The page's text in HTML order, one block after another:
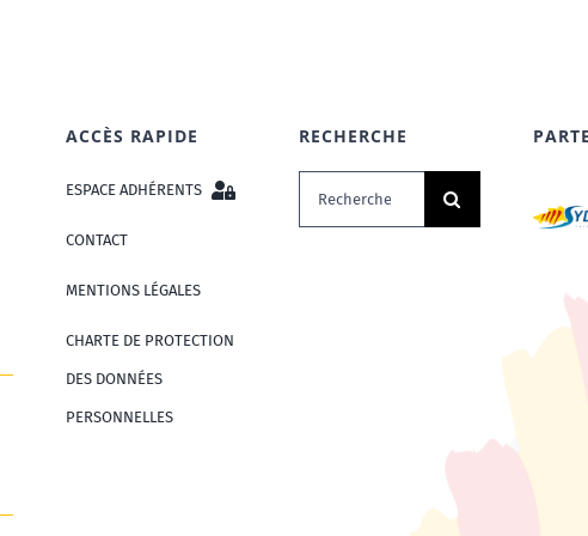
ACCÈS RAPIDE
ESPACE ADHÉRENTS
CONTACT
MENTIONS LÉGALES
CHARTE DE PROTECTION
DES DONNÉES
PERSONNELLES
RECHERCHE
Rechercher: